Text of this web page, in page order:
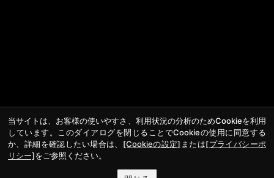
当サイトは、お客様の使いやすさ、利用状況の分析のためCookieを利用
しています。このダイアログを閉じることでCookieの使用に同意する
か、詳細を確認したい場合は、 [Cookieの設定] または[プライバシーポ
リシー]をご参照ください。